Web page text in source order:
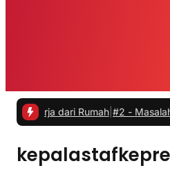
dari Rumah |#2 -Masalah